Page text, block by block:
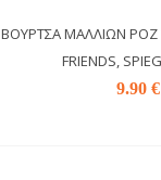
ΒΟΎΡΤΣΑ ΜΑΛΛΙΏΝ ΡΟΖ
FRIENDS,
9.90 €